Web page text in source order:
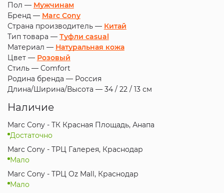
Пол — Мужчинам
Бренд — Marc Cony
Страна производитель — Китай
Тип товара — Туфли casual
Материал — Натуральная кожа
Цвет — Розовый
Стиль — Comfort
Родина бренда — Россия
Длина/Ширина/Высота — 34 / 22 / 13 см
Наличие
Marc Cony - ТК Красная Площадь, Анапа
Достаточно
Marc Cony - ТРЦ Галерея, Краснодар
Мало
Marc Cony - ТРЦ Oz Mall, Краснодар
Мало